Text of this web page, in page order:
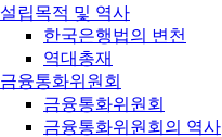
설립목적 및 역사
한국은행법의 변천
역대총재
금융통화위원회
금융통화위원회
금융통화위원회의 역사